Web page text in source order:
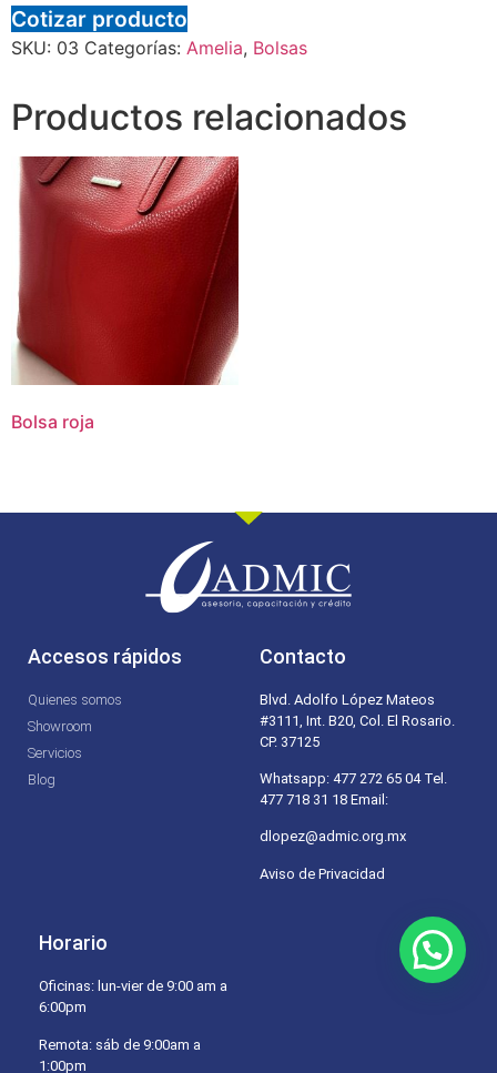
Cotizar producto
SKU: 03 Categorías: Amelia, Bolsas
Productos relacionados
Bolsa roja
Accesos rápidos
Quienes somos
Showroom
Servicios
Blog
Contacto
Blvd. Adolfo López Mateos
#3111, Int. B20, Col. El Rosario.
CP. 37125
Whatsapp: 477 272 65 04 Tel.
477 718 31 18 Email:
dlopez@admic.org.mx
Aviso de Privacidad
Horario
Oficinas: lun-vier de 9:00 am a
6:00pm
Remota: sáb de 9:00am a
1:00pm